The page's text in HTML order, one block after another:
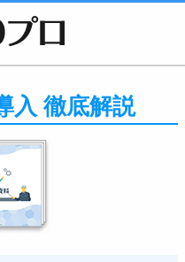
入 徹底解説